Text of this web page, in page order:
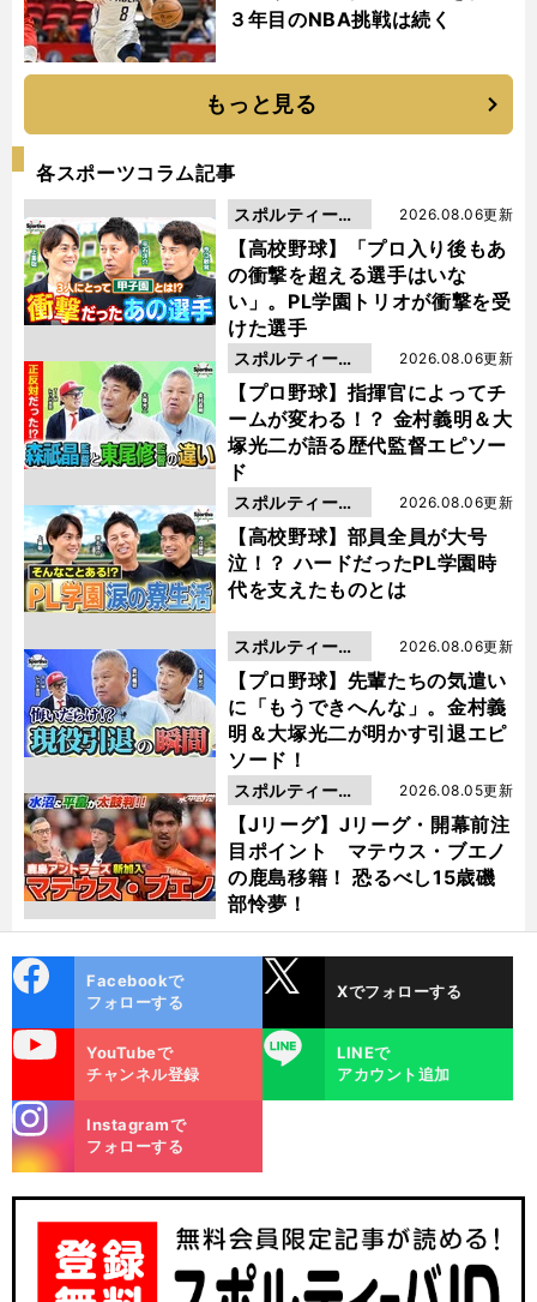
３年目のNBA挑戦は続く
もっと見る
各スポーツコラム記事
【高校野球】「プロ入り後もあ
の衝撃を超える選手はいな
い」。PL学園トリオが衝撃を受
けた選手
2026.08.06更新
スポルティーバ
動画
【プロ野球】指揮官によってチ
ームが変わる！？ 金村義明＆大
塚光二が語る歴代監督エピソー
ド
2026.08.06更新
スポルティーバ
動画
【高校野球】部員全員が大号
泣！？ ハードだったPL学園時
代を支えたものとは
2026.08.06更新
スポルティーバ
動画
【プロ野球】先輩たちの気遣い
に「もうできへんな」。金村義
明＆大塚光二が明かす引退エピ
ソード！
2026.08.06更新
スポルティーバ
動画
【Jリーグ】Jリーグ・開幕前注
目ポイント マテウス・ブエノ
の鹿島移籍！ 恐るべし15歳磯
部怜夢！
2026.08.05更新
スポルティーバ
動画
ok
Facebookで
フォローする
Xでフォローする
YouTubeで
チャンネル登録
LINE
LINEで
アカウント追加
m
Instagramで
フォローする